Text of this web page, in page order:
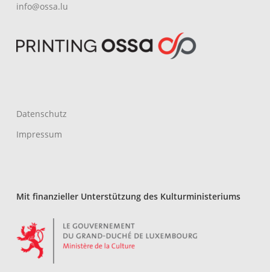
Es befinden sich keine Produkte im Warenkorb.
Go To Shop
info@ossa.lu
Datenschutz
Impressum
Mit finanzieller Unterstützung des Kulturministeriums